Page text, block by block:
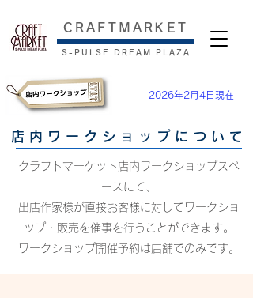
​CRAFTMARKET
S-PULSE DREAM PLAZA
2026年2月4日現在
店 内 ワ ー ク シ ョ ッ プ に つ い て
クラフトマーケット店内ワークショップスペ
ースにて、
出店作家様が直接お客様に対してワークショ
ップ・販売を催事を行うことができます。
​ワークショップ開催予約は店舗でのみです。